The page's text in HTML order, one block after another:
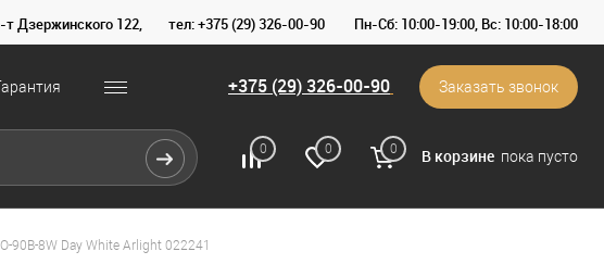
т Дзержинского 122, тел: +375 (29) 326-00-90 Пн-Сб: 10:00-19:00, Вс: 10:00-18:00
+375 (29) 326-00-90 Заказать звонок
0 0 0 В корзине пока пусто
90B-8W Day White Arlight 022241